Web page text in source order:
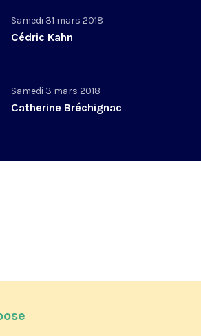
Samedi 31 mars 2018
Cédric Kahn
Samedi 3 mars 2018
Catherine Bréchignac